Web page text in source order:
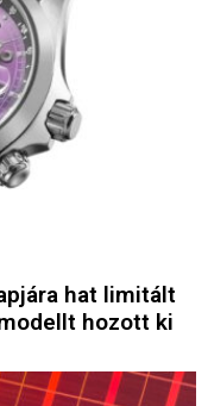
hat limitált
hozott ki